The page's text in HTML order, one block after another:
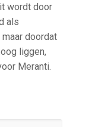
wordt door
als
doordat
liggen,
Meranti.